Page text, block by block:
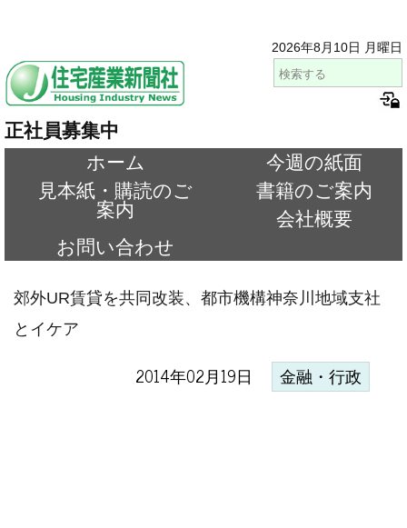
2026年8月10日 月曜日
正社員募集中
ホーム
今週の紙面
見本紙・購読のご
案内
書籍のご案内
会社概要
お問い合わせ
郊外UR賃貸を共同改装、都市機構神奈川地域支社
とイケア
2014年02月19日 金融・行政